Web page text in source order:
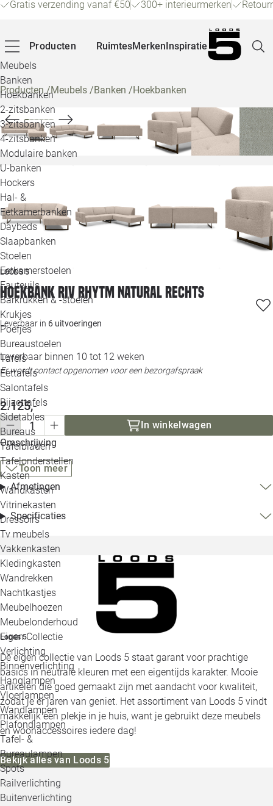
Gratis verzending vanaf €50 300+ interieurmerken
Producten
Meubels
Banken
Hoekbanken
2-zitsbanken
3-zitsbanken
4-zitsbanken
Modulaire banken
U-banken
Hockers
Hal- &
Eetkamerbanken
Daybeds
Slaapbanken
Stoelen
Eetkamerstoelen
Fauteuils
Barkrukken & -stoelen
Krukjes
Poefjes
Bureaustoelen
Tafels
Eettafels
Salontafels
Bijzettafels
Sidetables
Bureaus
Tafelbladen
Tafelonderstellen
Kasten
Wandkasten
Vitrinekasten
Dressoirs
Tv meubels
Vakkenkasten
Kledingkasten
Wandrekken
Nachtkastjes
Meubelhoezen
Meubelonderhoud
Eigen Collectie
Verlichting
Binnenverlichting
Hanglampen
Vloerlampen
Wandlampen
Plafondlampen
Tafel- &
Bureaulampen
Spots
Railverlichting
Buitenverlichting
RuimtesMerkenInspiratie
Producten/Meubels /Banken /Hoekbanken
LOODS 5
Hoekbank Riv rhytm natural rechts
Leverbaar in 6 uitvoeringen
Leverbaar binnen 10 tot 12 weken
Er wordt contact opgenomen voor een bezorgafspraak
2.125,-
In winkelwagen
Omschrijving
Toon meer
Afmetingen
Specificaties
Loods 5
De eigen collectie van Loods 5 staat garant voor prachtige
basics in neutrale kleuren met een eigentijds karakter. Mooie
artikelen die goed gemaakt zijn met aandacht voor kwaliteit,
zodat je er jaren van geniet. Het assortiment van Loods 5 vindt
makkelijk een plekje in je huis, want je gebruikt deze meubels
en woonaccessoires iedere dag!
Bekijk alles van Loods 5